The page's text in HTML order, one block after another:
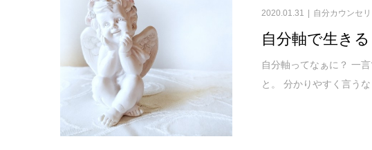
2020.01.31 自分カウンセ
自分軸で生き
自分軸ってなぁに？ 一
と。 分かりやすく言う